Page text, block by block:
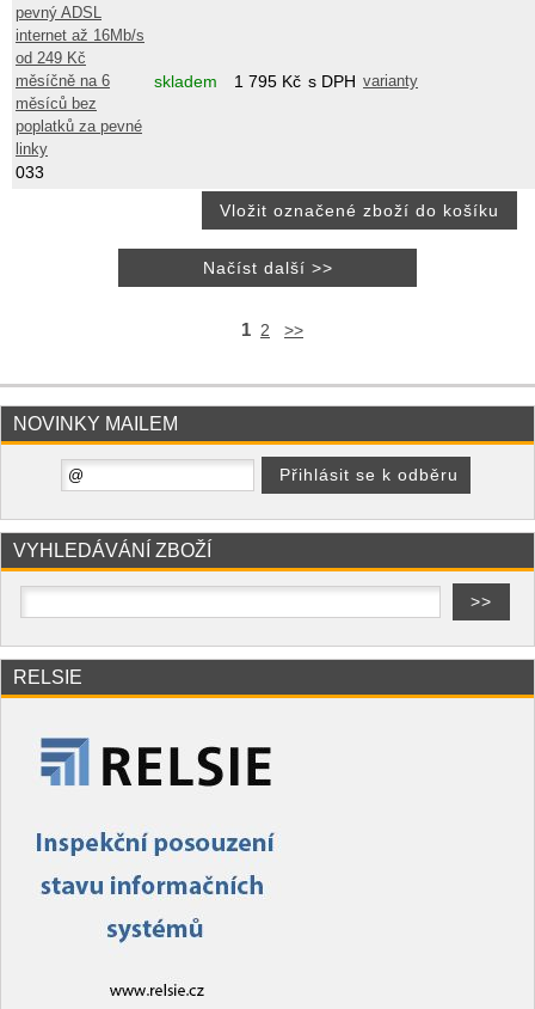
pevný ADSL
internet až 16Mb/s
od 249 Kč
měsíčně na 6
měsíců bez
poplatků za pevné
linky
033
skladem 1 795 Kč s DPH varianty
1 2 >>
NOVINKY MAILEM
VYHLEDÁVÁNÍ ZBOŽÍ
RELSIE